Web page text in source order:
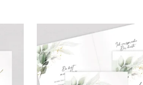
Produkt
weist
mehrere
Varianten